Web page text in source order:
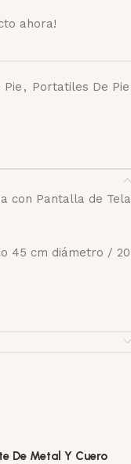
ahora!
Pie , Portatiles De Pie
con Pantalla de Tela
45 cm diámetro / 20
De Metal Y Cuero